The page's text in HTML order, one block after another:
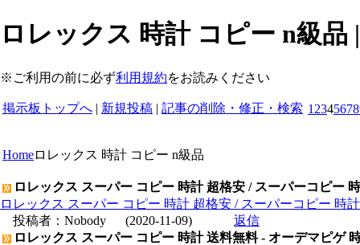
ロレックス 時計 コピー n級
※ご利用の前に必ず利用規約をお読みください
掲示板トップへ | 新規投稿 | 記事の削除・修正・検索 1 2345678
Homeロレックス 時計 コピー n級品
ロレックス スーパー コピー 時計 超格安 / スーパーコピー
ロレックス スーパー コピー 時計 超格安 / スーパーコピー 時
投稿者： Nobody (2020-11-09)
返信
ロレックス スーパー コピー 時計 送料無料 - オーデマピゲ